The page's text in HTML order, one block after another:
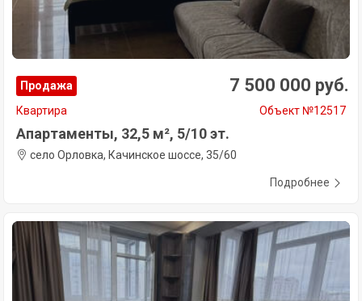
Продажа 7 500 000 руб.
Квартира Объект №12517
Апартаменты, 32,5 м², 5/10 эт.
село Орловка, Качинское шоссе, 35/60
Подробнее